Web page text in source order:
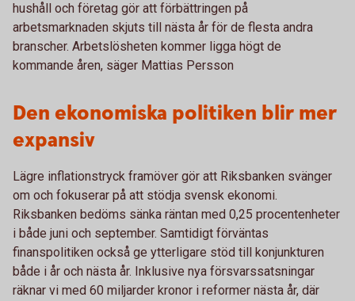
hushåll och företag gör att förbättringen på
arbetsmarknaden skjuts till nästa år för de flesta andra
branscher. Arbetslösheten kommer ligga högt de
kommande åren, säger Mattias Persson
Den ekonomiska politiken blir mer
expansiv
Lägre inflationstryck framöver gör att Riksbanken svänger
om och fokuserar på att stödja svensk ekonomi.
Riksbanken bedöms sänka räntan med 0,25 procentenheter
i både juni och september. Samtidigt förväntas
finanspolitiken också ge ytterligare stöd till konjunkturen
både i år och nästa år. Inklusive nya försvarssatsningar
räknar vi med 60 miljarder kronor i reformer nästa år, där